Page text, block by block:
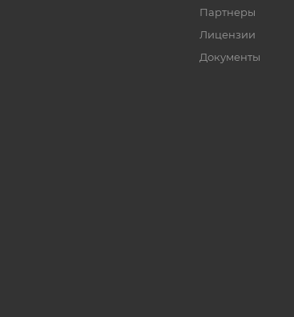
Партнеры
Лицензии
Документы